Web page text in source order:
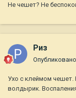
Не чешет? Не
Риз
Опубликовано
Ухо с клеймом чешет.
волдырик.